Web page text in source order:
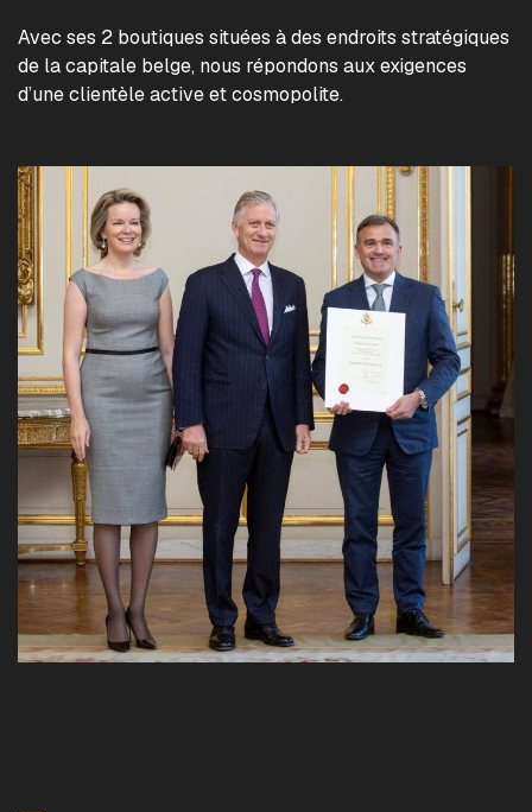
Avec ses 2 boutiques situées à des endroits stratégiques
de la capitale belge, nous répondons aux exigences
d’une clientèle active et cosmopolite.